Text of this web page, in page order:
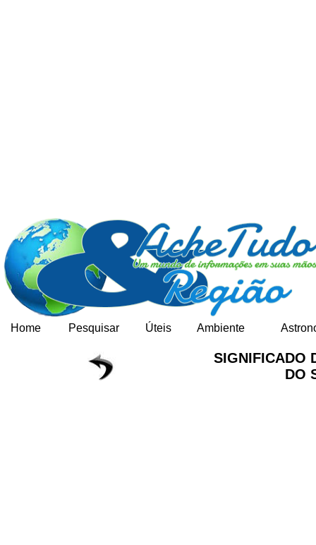
Home Pesquisar Úteis Ambiente
SIGNIFICADO
DO